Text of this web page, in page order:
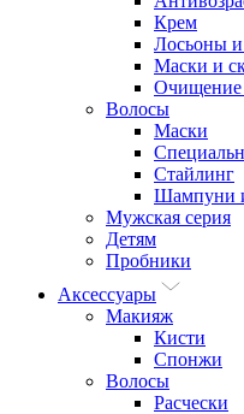
Крем
Лосьоны
Маски и
Очищение
Волосы
Маски
Стайлинг
Шампуни
Мужская серия
Детям
Пробники
Аксессуары
Макияж
Кисти
Спонжи
Волосы
Расчески